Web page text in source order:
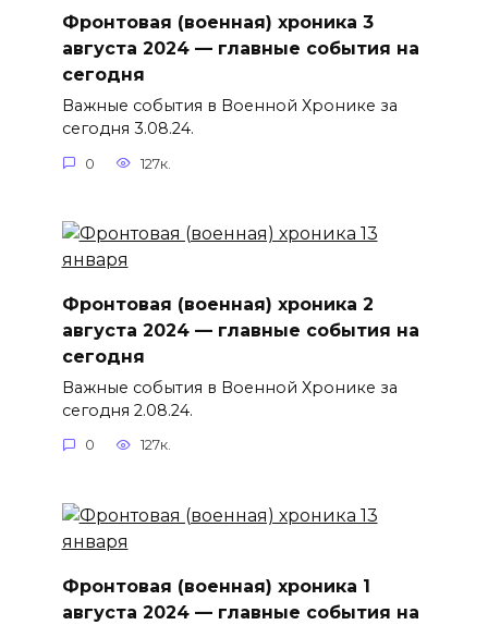
Фронтовая (военная) хроника 3
августа 2024 — главные события на
сегодня
Важные события в Военной Хронике за
сегодня 3.08.24.
0 127к.
Фронтовая (военная) хроника 2
августа 2024 — главные события на
сегодня
Важные события в Военной Хронике за
сегодня 2.08.24.
0 127к.
Фронтовая (военная) хроника 1
августа 2024 — главные события на